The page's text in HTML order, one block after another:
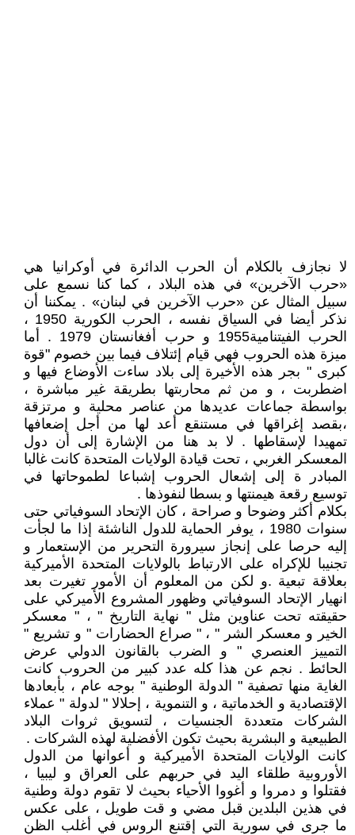
لا نجازف بالكلام أن الحرب الدائرة في أوكرانيا هي
«حرب الآخرين» في هذه البلاد ، كما كنا نسمع على
سبيل المثال عن «حرب الآخرين في لبنان» . يمكننا أن
نذكر أيضا في السياق نفسه ، الحرب الكورية 1950 ،
الحرب الفيتنامية1955 و حرب أفغانستان 1979 . أما
ميزة هذه الحروب فهي قيام إئتلاف فيما بين خصوم "قوة
كبرى " بجر هذه الأخيرة إلى بلاد ساءت الأوضاع فيها و
اضطربت ، و من ثم محاربتها بطريقة غير مباشرة ،
بواسطة جماعات عديدها من عناصر محلية و مرتزقة
،بقصد إغراقها في مستنقع أعد لها من أجل إضعافها
تمهيدا لإسقاطها . لا بد هنا من الإشارة إلى أن دول
المعسكر الغربي ، تحت قيادة الولايات المتحدة كانت غالبا
المبادر ة إلى إشعال الحروب إشباعا لطموحاتها في
توسيع رقعة هيمنتها و بسطا لنفوذها .
بكلام أكثر وضوحا و صراحة ، كان الإتحاد السوفياتي حتى
سنوات 1980 ، يوفر الحماية للدول الناشئة إذا ما لجأت
إليه حرصا على إنجاز سيرورة التحرير من الإستعمار و
تجنيبا للإكراه على الارتباط بالولايات المتحدة الأميركية
بعلاقة تبعية .و لكن من المعلوم أن الأمور تغيرت بعد
انهيار الإتحاد السوفياتي وظهور المشروع الأميركي على
حقيقته تحت عناوين مثل " نهاية التاريخ " ، " معسكر
الخير و معسكر الشر " ، " صراع الحضارات " و تشريع "
التمييز العنصري " و الضرب بالقانون الدولي عرض
الحائط . نجم عن هذا كله عدد كبير من الحروب كانت
الغاية منها تصفية " الدولة الوطنية " بوجه عام ، بأبعادها
الإقتصادية و الخدماتية ، و التنموية ، إحلالا " لدولة " عملاء
الشركات متعددة الجنسيات ، لتسويق ثروات البلاد
الطبيعية و البشرية بحيث تكون الأفضلية لهذه الشركات .
كانت الولايات المتحدة الأميركية و أعوانها من الدول
الأوروبية طلقاء اليد في حربهم على العراق و ليبيا ،
فقتلوا و دمروا و أغووا الأحياء بحيث لا تقوم دولة وطنية
في هذين البلدين قبل مضي و قت طويل ، على عكس
ما جرى في سورية التي إقتنع الروس في أغلب الظن